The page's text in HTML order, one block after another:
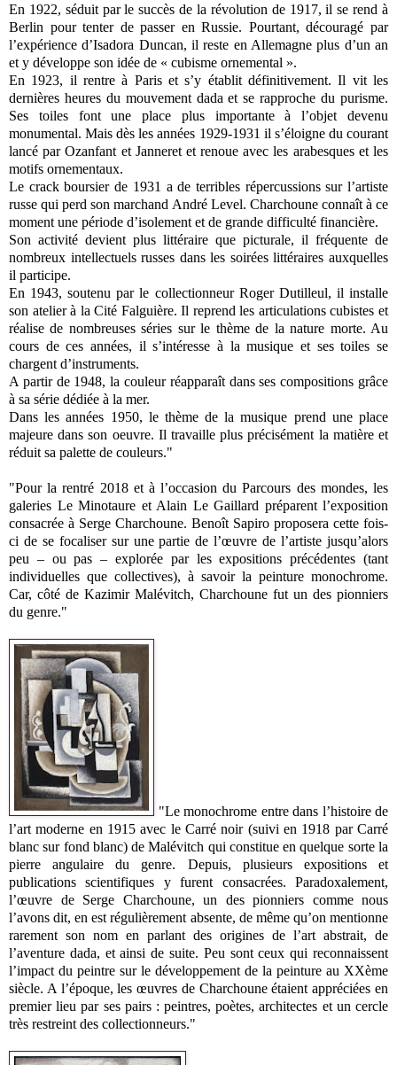
En 1922, séduit par le succès de la révolution de 1917, il se rend à
Berlin pour tenter de passer en Russie. Pourtant, découragé par
l’expérience d’Isadora Duncan, il reste en Allemagne plus d’un an
et y développe son idée de « cubisme ornemental ».
En 1923, il rentre à Paris et s’y établit définitivement. Il vit les
dernières heures du mouvement dada et se rapproche du purisme.
Ses toiles font une place plus importante à l’objet devenu
monumental. Mais dès les années 1929-1931 il s’éloigne du courant
lancé par Ozanfant et Janneret et renoue avec les arabesques et les
motifs ornementaux.
Le crack boursier de 1931 a de terribles répercussions sur l’artiste
russe qui perd son marchand André Level. Charchoune connaît à ce
moment une période d’isolement et de grande difficulté financière.
Son activité devient plus littéraire que picturale, il fréquente de
nombreux intellectuels russes dans les soirées littéraires auxquelles
il participe.
En 1943, soutenu par le collectionneur Roger Dutilleul, il installe
son atelier à la Cité Falguière. Il reprend les articulations cubistes et
réalise de nombreuses séries sur le thème de la nature morte. Au
cours de ces années, il s’intéresse à la musique et ses toiles se
chargent d’instruments.
A partir de 1948, la couleur réapparaît dans ses compositions grâce
à sa série dédiée à la mer.
Dans les années 1950, le thème de la musique prend une place
majeure dans son oeuvre. Il travaille plus précisément la matière et
réduit sa palette de couleurs."
"Pour la rentré 2018 et à l’occasion du Parcours des mondes, les
galeries Le Minotaure et Alain Le Gaillard préparent l’exposition
consacrée à Serge Charchoune. Benoît Sapiro proposera cette fois-
ci de se focaliser sur une partie de l’œuvre de l’artiste jusqu’alors
peu – ou pas – explorée par les expositions précédentes (tant
individuelles que collectives), à savoir la peinture monochrome.
Car, côté de Kazimir Malévitch, Charchoune fut un des pionniers
du genre."
"Le monochrome entre dans l’histoire de
l’art moderne en 1915 avec le Carré noir (suivi en 1918 par Carré
blanc sur fond blanc) de Malévitch qui constitue en quelque sorte la
pierre angulaire du genre. Depuis, plusieurs expositions et
publications scientifiques y furent consacrées. Paradoxalement,
l’œuvre de Serge Charchoune, un des pionniers comme nous
l’avons dit, en est régulièrement absente, de même qu’on mentionne
rarement son nom en parlant des origines de l’art abstrait, de
l’aventure dada, et ainsi de suite. Peu sont ceux qui reconnaissent
l’impact du peintre sur le développement de la peinture au XXème
siècle. A l’époque, les œuvres de Charchoune étaient appréciées en
premier lieu par ses pairs : peintres, poètes, architectes et un cercle
très restreint des collectionneurs."